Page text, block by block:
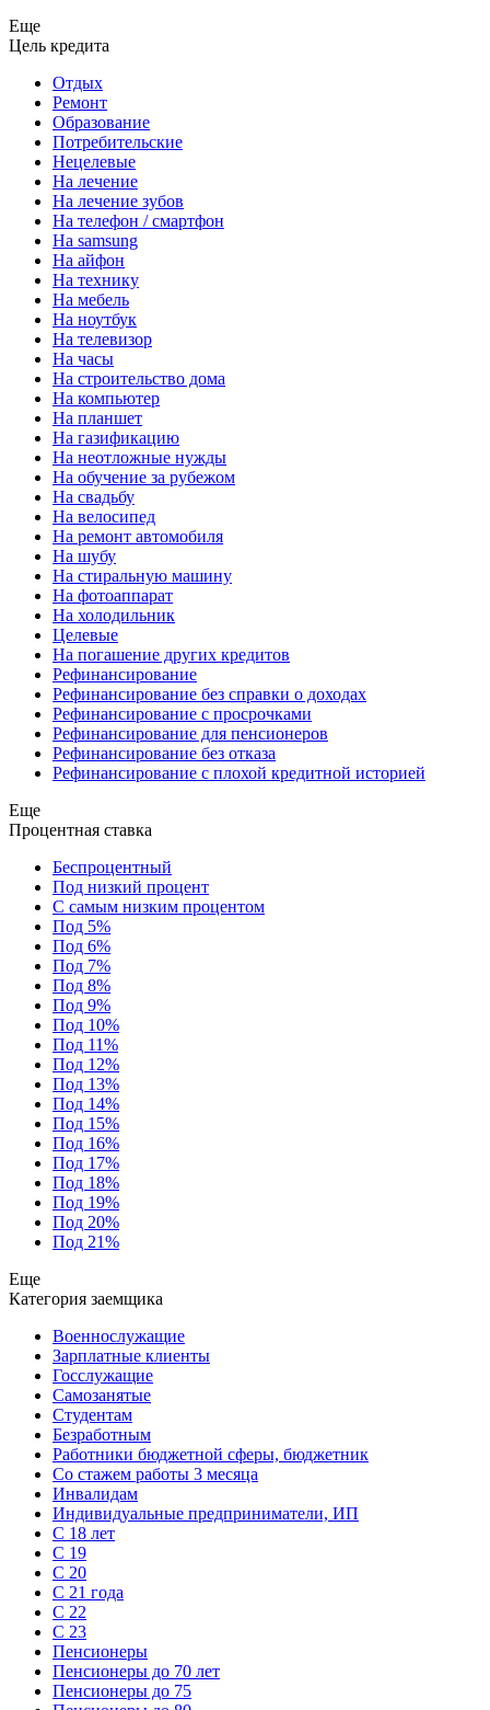
Еще
Цель кредита
Отдых
Ремонт
Образование
Потребительские
Нецелевые
На лечение
На лечение зубов
На телефон / смартфон
На samsung
На айфон
На технику
На мебель
На ноутбук
На телевизор
На часы
На строительство дома
На компьютер
На планшет
На газификацию
На неотложные нужды
На обучение за рубежом
На свадьбу
На велосипед
На ремонт автомобиля
На шубу
На стиральную машину
На фотоаппарат
На холодильник
Целевые
На погашение других кредитов
Рефинансирование
Рефинансирование без справки о доходах
Рефинансирование с просрочками
Рефинансирование для пенсионеров
Рефинансирование без отказа
Рефинансирование с плохой кредитной историей
Еще
Процентная ставка
Беспроцентный
Под низкий процент
С самым низким процентом
Под 5%
Под 6%
Под 7%
Под 8%
Под 9%
Под 10%
Под 11%
Под 12%
Под 13%
Под 14%
Под 15%
Под 16%
Под 17%
Под 18%
Под 19%
Под 20%
Под 21%
Еще
Категория заемщика
Военнослужащие
Зарплатные клиенты
Госслужащие
Самозанятые
Студентам
Безработным
Работники бюджетной сферы, бюджетник
Cо стажем работы 3 месяца
Инвалидам
Индивидуальные предприниматели, ИП
С 18 лет
С 19
С 20
С 21 года
С 22
С 23
Пенсионеры
Пенсионеры до 70 лет
Пенсионеры до 75